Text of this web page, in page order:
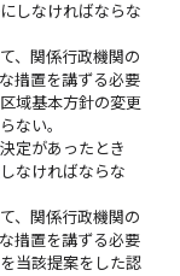
しなければならな
、関係行政機関の
措置を講ずる必要
域基本方針の変更
ない。
定があったとき
なければならな
、関係行政機関の
措置を講ずる必要
当該提案をした認